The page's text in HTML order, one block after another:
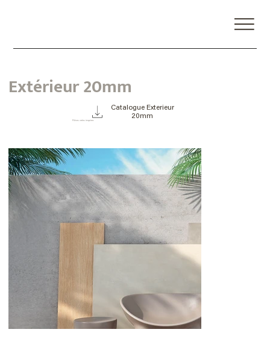
Extérieur 20mm
Rêver, créer, inspirer.
Catalogue Exterieur
20mm